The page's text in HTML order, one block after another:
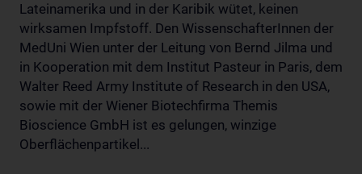
Lateinamerika und in der Karibik wütet, keinen
wirksamen Impfstoff. Den WissenschafterInnen der
MedUni Wien unter der Leitung von Bernd Jilma und
in Kooperation mit dem Institut Pasteur in Paris, dem
Walter Reed Army Institute of Research in den USA,
sowie mit der Wiener Biotechfirma Themis
Bioscience GmbH ist es gelungen, winzige
Oberflächenpartikel...